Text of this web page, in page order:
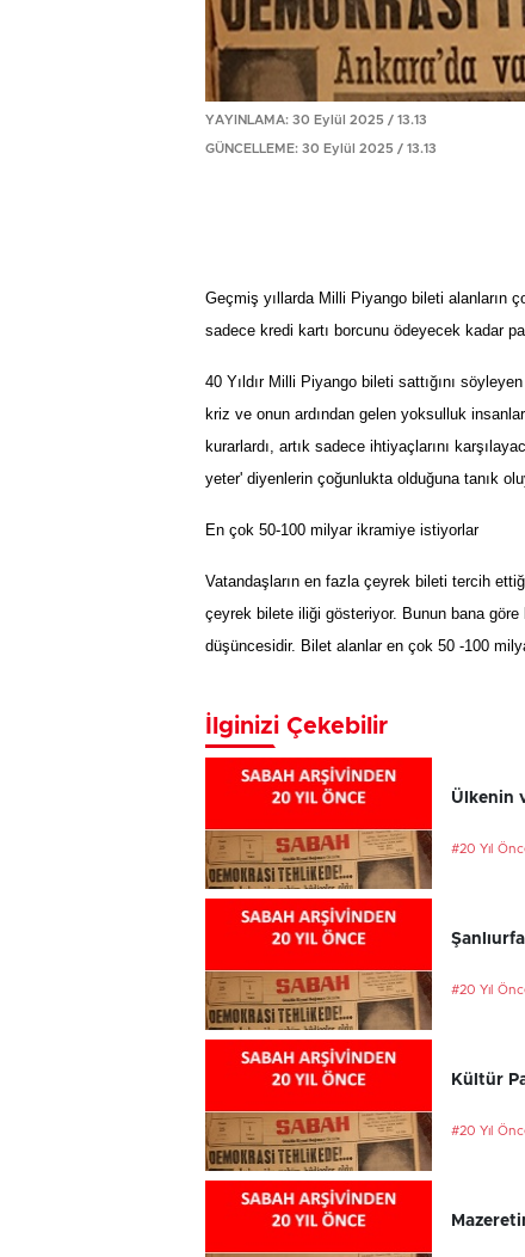
YAYINLAMA: 30 Eylül 2025 / 13.13
GÜNCELLEME: 30 Eylül 2025 / 13.13
Geçmiş yıllarda Milli Piyango bileti alanların
sadece kredi kartı borcunu ödeyecek kadar
40 Yıldır Milli Piyango bileti sattığını
kriz ve onun ardından gelen yoksulluk
kurarlardı, artık sadece ihtiyaçlarını
yeter' diyenlerin çoğunlukta olduğuna tanık
En çok 50-100 milyar ikramiye istiyorlar
Vatandaşların en fazla çeyrek bileti tercih
çeyrek bilete iliği gösteriyor. Bunun bana göre
düşüncesidir. Bilet alanlar en çok 50 -100
İlginizi Çekebilir
Ülkenin
#20 Yıl
#20 Yıl
Kültür
#20 Yıl